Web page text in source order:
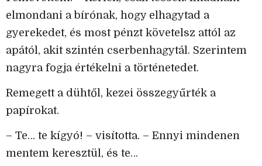
elmondani a bírónak, hogy elhagytad a
gyerekedet, és most pénzt követelsz attól az
apától, akit szintén cserbenhagytál. Szerintem
nagyra fogja értékelni a történetedet.
Remegett a dühtől, kezei összegyűrték a
papírokat.
– Te… te kígyó! – visította. – Ennyi mindenen
mentem keresztül, és te…